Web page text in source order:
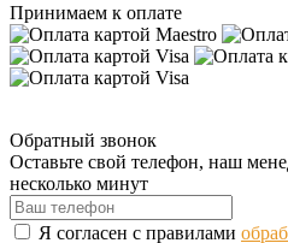
Принимаем к оплате
Обратный звонок
Оставьте свой телефон, наш
несколько минут
Я согласен с правилами